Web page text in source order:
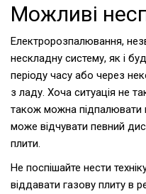
Можливі
Електророзпалювання,
нескладну систему, як і
періоду часу або через
з ладу. Хоча ситуація не
також можна підпалювати
може відчувати певний
плити.
Не поспішайте нести
віддавати газову плиту в